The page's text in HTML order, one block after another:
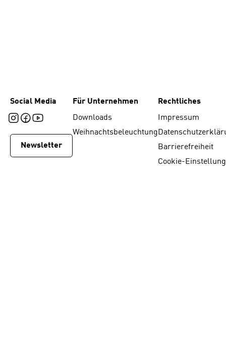
Social Media
Newsletter
Für Unternehmen
Downloads
Weihnachtsbeleuchtung
Rechtliches
Impressum
Barrierefreiheit
Cookie-